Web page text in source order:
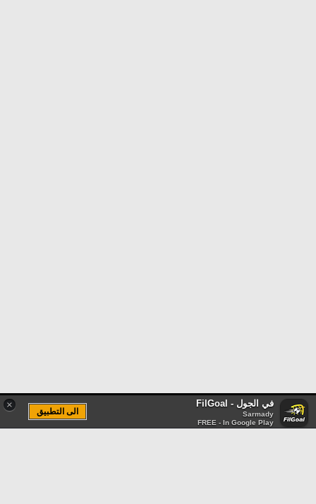
× في الجول - FilGoal
Sarmady
FREE - In Google Play
الى التطبيق